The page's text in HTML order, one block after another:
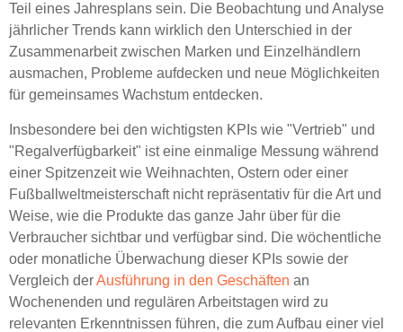
Teil eines Jahresplans sein. Die Beobachtung und Analyse
jährlicher Trends kann wirklich den Unterschied in der
Zusammenarbeit zwischen Marken und Einzelhändlern
ausmachen, Probleme aufdecken und neue Möglichkeiten
für gemeinsames Wachstum entdecken.
Insbesondere bei den wichtigsten KPIs wie "Vertrieb" und
"Regalverfügbarkeit" ist eine einmalige Messung während
einer Spitzenzeit wie Weihnachten, Ostern oder einer
Fußballweltmeisterschaft nicht repräsentativ für die Art und
Weise, wie die Produkte das ganze Jahr über für die
Verbraucher sichtbar und verfügbar sind. Die wöchentliche
oder monatliche Überwachung dieser KPIs sowie der
Vergleich derAusführung in den Geschäften an
Wochenenden und regulären Arbeitstagen wird zu
relevanten Erkenntnissen führen, die zum Aufbau einer viel